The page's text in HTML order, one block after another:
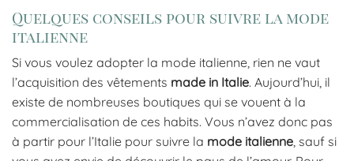
Quelques conseils pour suivre la mode
italienne
Si vous voulez adopter la mode italienne, rien ne vaut
l’acquisition des vêtements made in Italie. Aujourd’hui, il
existe de nombreuses boutiques qui se vouent à la
commercialisation de ces habits. Vous n’avez donc pas
à partir pour l’Italie pour suivre la mode italienne, sauf si